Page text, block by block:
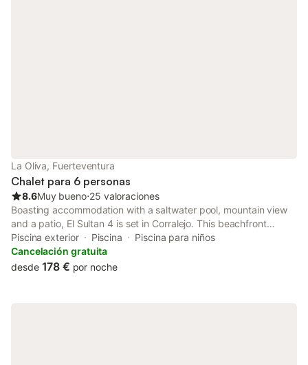
La Oliva, Fuerteventura
Chalet para 6 personas
8.6Muy bueno⋅25 valoraciones
Boasting accommodation with a saltwater pool, mountain view
and a patio, El Sultan 4 is set in Corralejo. This beachfront
property offers access to a balcony and free WiFi. The property
is non-smoking and is situated 1.2 km from Las Clavellinas...
Piscina exterior Piscina
Piscina para niños
Cancelación gratuita
desde 178 € por noche